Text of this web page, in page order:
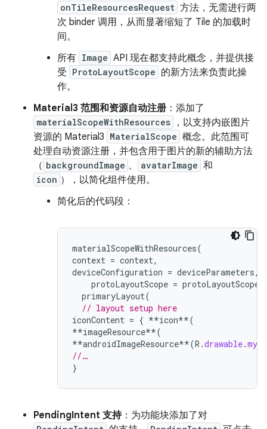
onTileResourcesRequest 方法，无需进行两
次 binder 调用，从而显著缩短了 Tile 的加载时
间。
所有 Image API 现在都支持此概念，并提供接
受 ProtoLayoutScope 的新方法来负责此操
作。
Material3 范围和资源自动注册 ：添加了
materialScopeWithResources
，以支持内嵌图片
资源的 Material3 MaterialScope 概念。此范围可
处理自动资源注册，并包含用于图片的新的辅助方法
（ backgroundImage 、 avatarImage 和
icon ），以简化组件使用。
简化后的代码段：
materialScopeWithResources(
context = context,
deviceConfiguration = deviceParameters,
protoLayoutScope = protoLayoutScope
primaryLayout(
// layout setup here
iconContent = { **icon**(
**imageResource**(
**androidImageResource**(R .drawable.
//…
}
PendingIntent 支持：为功能块添加了对